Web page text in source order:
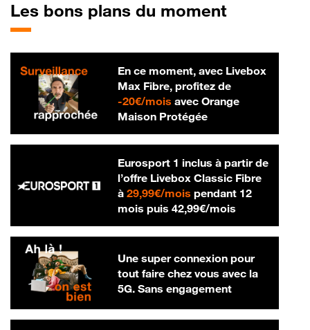
Les bons plans du moment
En ce moment, avec Livebox
Max Fibre, profitez de
-20€/mois20 € par mois
avec Orange
Maison Protégée
Eurosport 1 inclus à partir de
l’offre Livebox Classic Fibre
à 29,99€/mois29,99 € par mois
pendant 12
mois puis 42,99€/mois42,99 € par
Une super connexion pour
tout faire chez vous avec la
5G. Sans engagement